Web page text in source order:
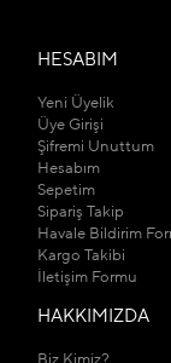
HESABIM
Yeni Üyelik
Üye Girişi
Şifremi Unuttum
Hesabım
Sepetim
Sipariş Takip
Havale Bildirim
Kargo Takibi
İletişim Formu
HAKKIMIZDA
Biz Kimiz?